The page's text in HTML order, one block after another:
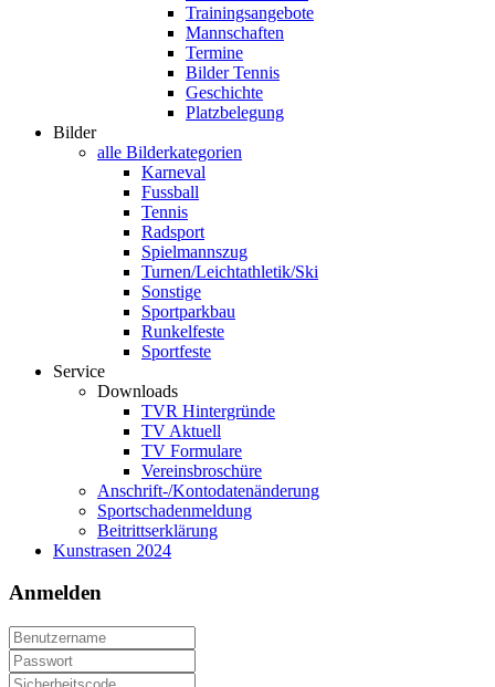
Trainingsangebote
Mannschaften
Termine
Bilder Tennis
Geschichte
Platzbelegung
Bilder
alle Bilderkategorien
Karneval
Fussball
Tennis
Radsport
Spielmannszug
Turnen/Leichtathletik/Ski
Sonstige
Sportparkbau
Runkelfeste
Sportfeste
Service
Downloads
TVR Hintergründe
TV Aktuell
TV Formulare
Vereinsbroschüre
Anschrift-/Kontodatenänderung
Sportschadenmeldung
Beitrittserklärung
Kunstrasen 2024
Anmelden